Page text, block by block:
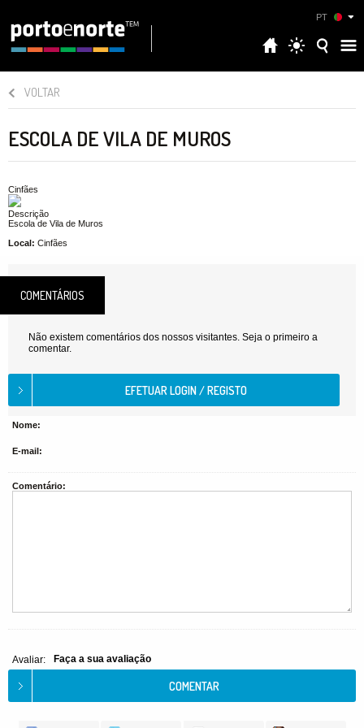
PT
VOLTAR
ESCOLA DE VILA DE MUROS
Cinfães
Descrição
Escola de Vila de Muros
Local: Cinfães
COMENTÁRIOS
Não existem comentários dos nossos visitantes. Seja o primeiro a
comentar.
Nome:
E-mail:
Comentário:
Avaliar: Faça a sua avaliação